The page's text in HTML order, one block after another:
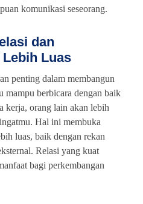
komunikasi seseorang.
dan
Luas
penting dalam membangun
mampu berbicara dengan baik
kerja, orang lain akan lebih
Hal ini membuka
luas, baik dengan rekan
Relasi yang kuat
bagi perkembangan